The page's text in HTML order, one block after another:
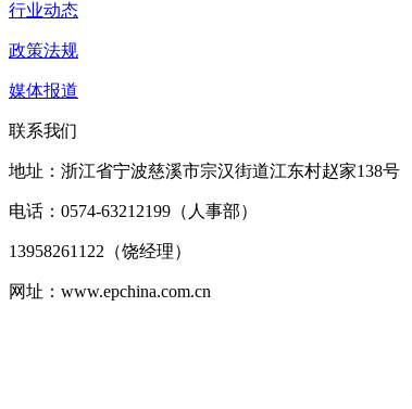
行业动态
政策法规
媒体报道
联系我们
地址：浙江省宁波慈溪市宗汉街道江东村赵家138号
电话：0574-63212199（人事部）
13958261122（饶经理）
网址：www.epchina.com.cn